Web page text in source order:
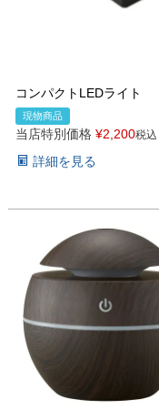
コンパクトLEDライト
現物商品
当店特別価格 ¥2,200税込
詳細を見る